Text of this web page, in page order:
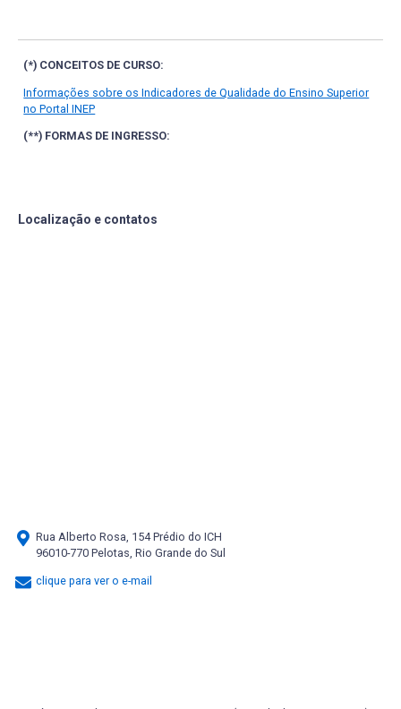
(*) CONCEITOS DE CURSO:
Informações sobre os Indicadores de Qualidade do Ensino Superior
no Portal INEP
(**) FORMAS DE INGRESSO:
Localização e contatos
Rua Alberto Rosa, 154 Prédio do ICH
96010-770 Pelotas, Rio Grande do Sul
clique para ver o e-mail